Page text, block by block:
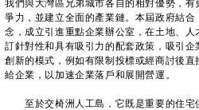
我們與大灣區兄弟城市各自的相對優勢，
爭力，並建立全面的產業鏈。本屆政府結
念，成立引進重點企業辦公室，在土地、人
訂針對性和具有吸引力的配套政策，吸引
創新的模式，例如有限制投標或經商討後
給企業，以加速企業落戶和展開營運。
至於交椅洲人工島，它既是重要的住宅